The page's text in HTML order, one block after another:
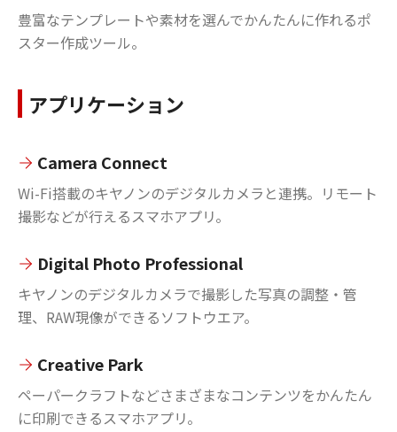
豊富なテンプレートや素材を選んでかんたんに作れるポ
スター作成ツール。
アプリケーション
Camera Connect
Wi-Fi搭載のキヤノンのデジタルカメラと連携。リモート
撮影などが行えるスマホアプリ。
Digital Photo Professional
キヤノンのデジタルカメラで撮影した写真の調整・管
理、RAW現像ができるソフトウエア。
Creative Park
ペーパークラフトなどさまざまなコンテンツをかんたん
に印刷できるスマホアプリ。